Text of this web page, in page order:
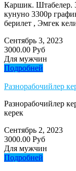
Каршик. Штабелер.
кунуно 3300р
берилет , Эмгек
Сентябрь 3, 2023
3000.00 Руб
Для мужчин
Подробней
Разнорабочийлер
Разнорабочийлер
керек
Сентябрь 2, 2023
3000.00 Руб
Для мужчин
Подробней